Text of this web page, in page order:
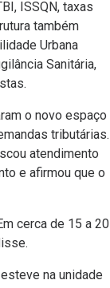
ISSQN, taxas
também
Urbana
Sanitária,
o novo espaço
tributárias.
atendimento
e afirmou que o
cerca de 15 a 20
na unidade